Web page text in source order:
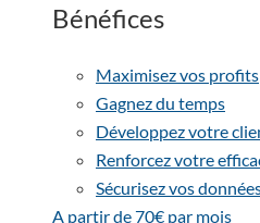
Bénéfices
Maximisez vos profits
Gagnez du temps
Développez votre
Renforcez votre
Sécurisez vos
A partir de 70€ par mois